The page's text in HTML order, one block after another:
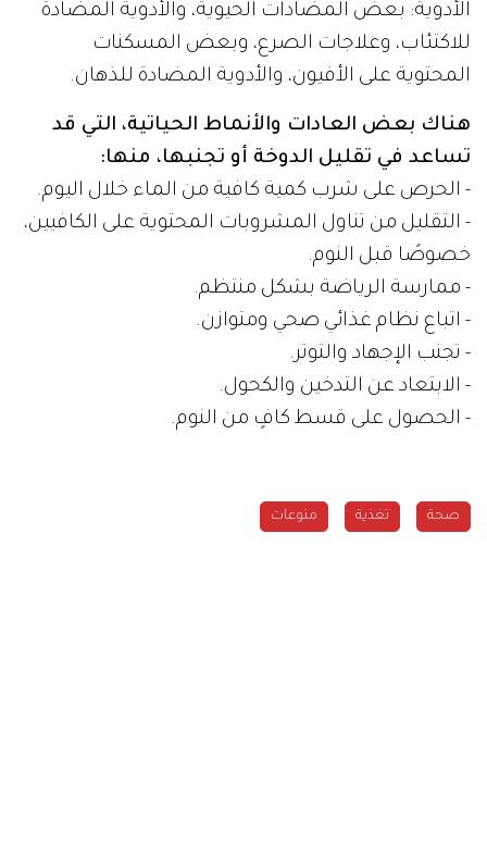
الأدوية: بعض المضادات الحيوية، والأدوية المضادة
للاكتئاب، وعلاجات الصرع، وبعض المسكنات
المحتوية على الأفيون، والأدوية المضادة للذهان.
هناك بعض العادات والأنماط الحياتية، التي قد
تساعد في تقليل الدوخة أو تجنبها، منها:
- الحرص على شرب كمية كافية من الماء خلال اليوم.
- التقليل من تناول المشروبات المحتوية على الكافيين،
خصوصًا قبل النوم.
- ممارسة الرياضة بشكل منتظم.
- اتباع نظام غذائي صحي ومتوازن.
- تجنب الإجهاد والتوتر.
- الابتعاد عن التدخين والكحول.
- الحصول على قسط كافٍ من النوم.
صحة تغذية منوعات